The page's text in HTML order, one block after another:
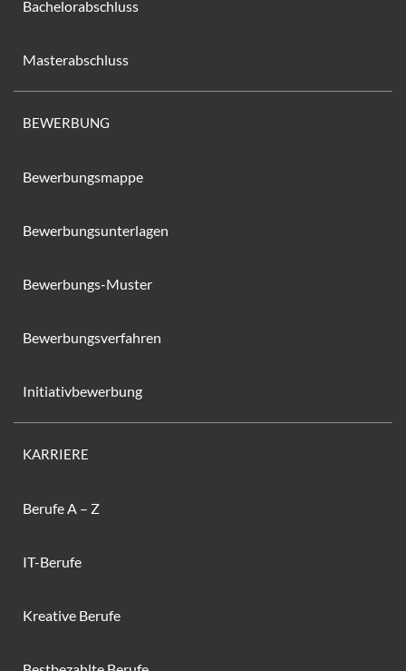
Bachelorabschluss
Masterabschluss
BEWERBUNG
Bewerbungsmappe
Bewerbungsunterlagen
Bewerbungs-Muster
Bewerbungsverfahren
Initiativbewerbung
KARRIERE
Berufe A – Z
IT-Berufe
Kreative Berufe